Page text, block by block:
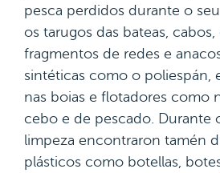
pesca perdidos durante o
os tarugos das bateas, cabos,
fragmentos de redes e
sintéticas como o poliespán,
nas boias e flotadores como
cebo e de pescado. Durante
limpeza encontraron tamén
plásticos como botellas,